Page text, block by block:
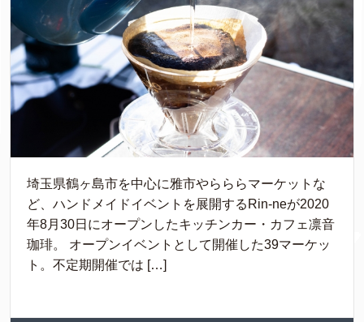
埼玉県鶴ヶ島市を中心に雅市やらららマーケットな
ど、ハンドメイドイベントを展開するRin-neが2020
年8月30日にオープンしたキッチンカー・カフェ凛音
珈琲。 オープンイベントとして開催した39マーケッ
ト。不定期開催では […]